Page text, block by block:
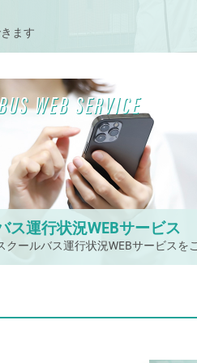
ます
ス運行状況WEBサービス
クールバス運行状況WEBサービスを
WEB SERVICE